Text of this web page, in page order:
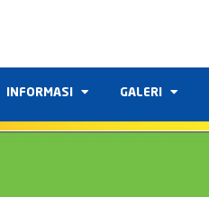
INFORMASI GALERI